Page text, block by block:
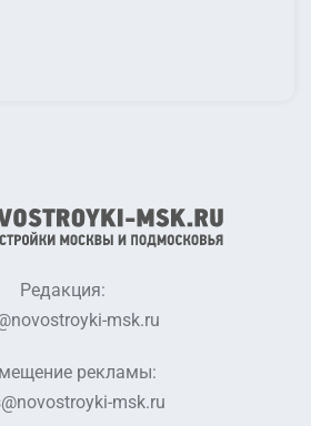
Редакция:
msk.ru
рекламы:
msk.ru